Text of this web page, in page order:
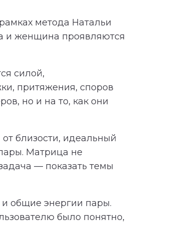
метода Натальи
и женщина проявляются
силой,
притяжения, споров
но и на то, как они
близости, идеальный
Матрица не
— показать темы
общие энергии пары.
было понятно,